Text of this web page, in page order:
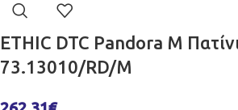
ETHIC DTC Pandora M
73.13010/RD/M